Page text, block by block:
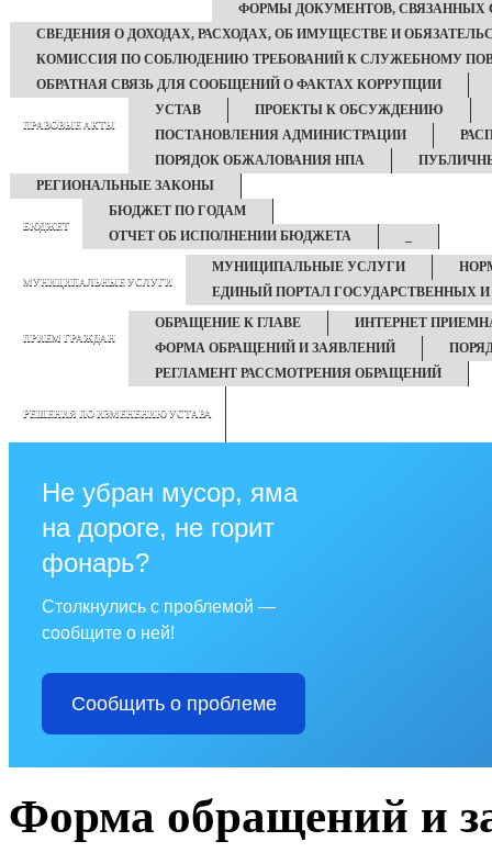
ФОРМЫ ДОКУМЕНТОВ, СВЯЗАННЫХ
СВЕДЕНИЯ О ДОХОДАХ, РАСХОДАХ, ОБ ИМУЩЕСТВЕ И
КОМИССИЯ ПО СОБЛЮДЕНИЮ ТРЕБОВАНИЙ К СЛУЖЕБНОМУ
ОБРАТНАЯ СВЯЗЬ ДЛЯ СООБЩЕНИЙ О ФАКТАХ КОРРУПЦИИ
ПРАВОВЫЕ АКТЫ
УСТАВ
ПРОЕКТЫ К ОБСУЖДЕНИЮ
ПОСТАНОВЛЕНИЯ АДМИНИСТРАЦИИ
ПОРЯДОК ОБЖАЛОВАНИЯ НПА
РЕГИОНАЛЬНЫЕ ЗАКОНЫ
БЮДЖЕТ
БЮДЖЕТ ПО ГОДАМ
ОТЧЕТ ОБ ИСПОЛНЕНИИ БЮДЖЕТА
МУНИЦИПАЛЬНЫЕ УСЛУГИ
МУНИЦИПАЛЬНЫЕ УСЛУГИ
ЕДИНЫЙ ПОРТАЛ ГОСУДАРСТВЕННЫХ
ПРИЕМ ГРАЖДАН
ОБРАЩЕНИЕ К ГЛАВЕ
ИНТЕРНЕТ
ФОРМА ОБРАЩЕНИЙ И ЗАЯВЛЕНИЙ
РЕГЛАМЕНТ РАССМОТРЕНИЯ ОБРАЩЕНИЙ
РЕШЕНИЯ ПО ИЗМЕНЕНИЮ УСТАВА
Не убран мусор, яма
на дороге, не горит
фонарь?
Столкнулись с проблемой —
сообщите о ней!
Сообщить о проблеме
Форма обращений и